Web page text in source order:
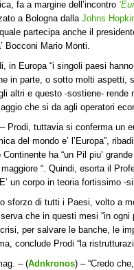
fa a margine dell’incontro
a Bologna dalla Johns
partecipa anche il
Bocconi Mario Monti.
in Europa “i singoli paesi
in parte, o sotto molti aspetti,
altri e questo -sostiene-
che si da agli operatori
Prodi, tuttavia si conferma un
del mondo e’ l’Europa”,
ha “un Pil piu’
maggiore “. Quindi, esorta il
un corpo in teoria fortissimo -
sforzo di tutti i Paesi, volto a
che in questi mesi “in ogni
per salvare le banche, le
conclude Prodi “la
– (Adnkronos) – “Credo